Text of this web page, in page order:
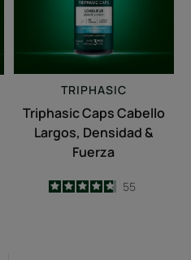
&
Fuerza
TRIPHASIC
Triphasic Caps Cabello
Largos, Densidad &
Fuerza
4.7
/
5
55